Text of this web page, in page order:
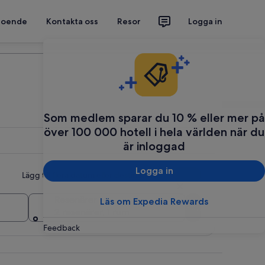
Kontakta oss Resor Logga in
Som medlem sparar du 10 % eller mer på
över 100 000 hotell i hela världen när du
är inloggad
Logga in
Läs om Expedia Rewards
Feedback
Lägg till flera datum eller destinationer
Sök